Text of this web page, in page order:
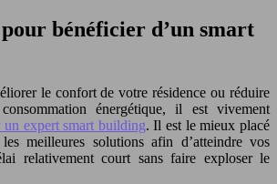
bénéficier d’un smart
le confort de votre résidence ou réduire
énergétique, il est vivement
un expert smart building. Il est le mieux placé
meilleures solutions afin d’atteindre vos
relativement court sans faire exploser le